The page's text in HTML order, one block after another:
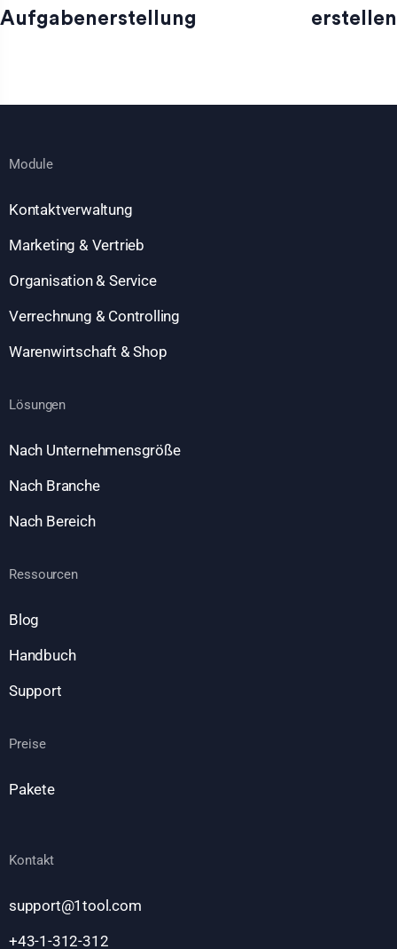
Aufgabenerstellung
erstellen
Module
Kontaktverwaltung
Marketing & Vertrieb
Organisation & Service
Verrechnung & Controlling
Warenwirtschaft & Shop
Lösungen
Nach Unternehmensgröße
Nach Branche
Nach Bereich
Ressourcen
Blog
Handbuch
Support
Preise
Pakete
Kontakt
support@1tool.com
+43-1-312-312